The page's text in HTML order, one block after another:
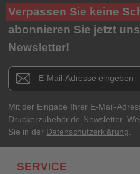
Verpassen Sie keine
abonnieren Sie jetzt
Newsletter!
Newsletter E-Mail Adresse
Mit der Eingabe Ihrer E-Mail-
Druckerzubehör.de-Newsletter.
Sie in der Datenschutzerklärung
SERVICE